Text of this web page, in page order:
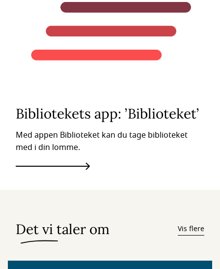
Bibliotekets app: ’Biblioteket’
Med appen Biblioteket kan du tage biblioteket
med i din lomme.
Det vi taler om Vis flere